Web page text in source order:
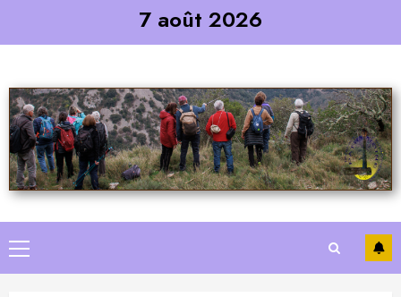
7 août 2026
Primary
Menu